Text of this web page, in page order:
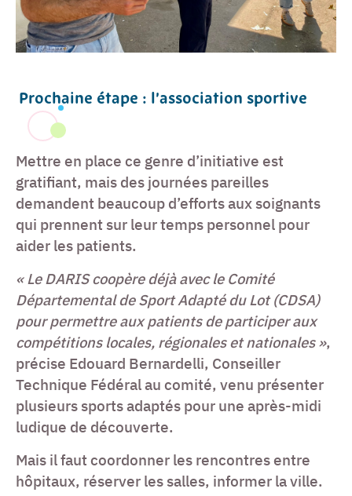
Prochaine étape : l’association sportive
Mettre en place ce genre d’initiative est
gratifiant, mais des journées pareilles
demandent beaucoup d’efforts aux soignants
qui prennent sur leur temps personnel pour
aider les patients.
« Le DARIS coopère déjà avec le Comité
Départemental de Sport Adapté du Lot (CDSA)
pour permettre aux patients de participer aux
compétitions locales, régionales et nationales »,
précise Edouard Bernardelli, Conseiller
Technique Fédéral au comité, venu présenter
plusieurs sports adaptés pour une après-midi
ludique de découverte.
Mais il faut coordonner les rencontres entre
hôpitaux, réserver les salles, informer la ville.